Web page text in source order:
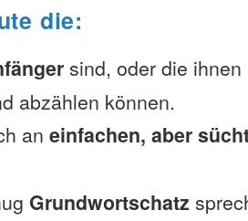
die:
sind, oder die
abzählen können.
an einfachen, aber
Grundwortschatz